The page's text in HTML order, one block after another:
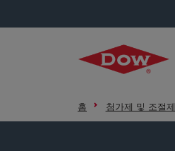
홈 첨가제 및 조절제